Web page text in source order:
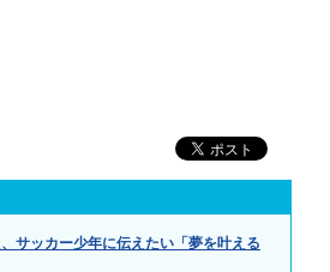
サッカー少年に伝えたい「夢を叶える